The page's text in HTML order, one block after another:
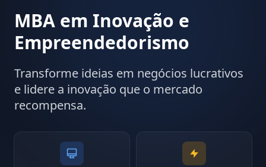
MBA em Inovação e
Empreendedorismo
Transforme ideias em negócios lucrativos
e lidere a inovação que o mercado
recompensa.